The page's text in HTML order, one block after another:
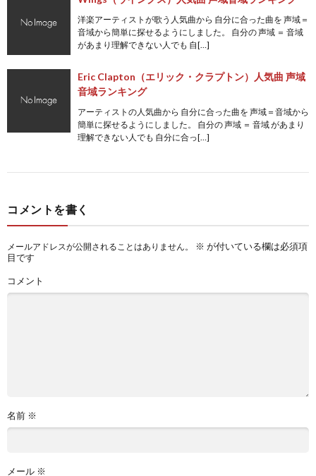
洋楽アーティストが歌う人気曲から 自分に合った曲を 声域＝
音域から簡単に探せるようにしました。 自分の 声域 ＝ 音域
があまり理解できない人でも 自[…]
Eric Clapton（エリック・クラプトン）人気曲 声域
音域ランキング
アーティストの人気曲から 自分に合った曲を 声域＝音域から
簡単に探せるようにしました。 自分の 声域 ＝ 音域 があまり
理解できない人でも 自分に合っ[…]
コメントを書く
メールアドレスが公開されることはありません。 ※ が付いている欄は必須項
目です
コメント
名前 ※
メール ※